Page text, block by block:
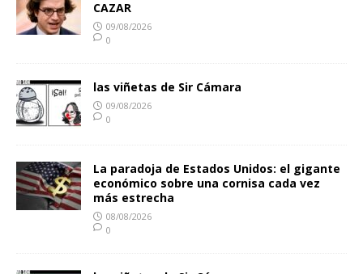
CAZAR
09/08/2026
0
las viñetas de Sir Cámara
09/08/2026
0
La paradoja de Estados Unidos: el gigante
económico sobre una cornisa cada vez
más estrecha
08/08/2026
0